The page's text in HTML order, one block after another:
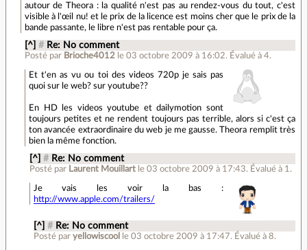
autour de Theora : la qualité n'est pas au rendez-vous du tout, c'est
visible à l'œil nu! et le prix de la licence est moins cher que le prix de la
bande passante, le libre n'est pas rentable pour ça.
[^] # Re: No comment
Posté par Brioche4012 le 03 octobre 2009 à 16:02. Évalué à4.
Et t'en as vu ou toi des videos 720p je sais pas
quoi sur le web? sur youtube??
En HD les videos youtube et dailymotion sont
toujours petites et ne rendent toujours pas terrible, alors si c'est ça
ton avancée extraordinaire du web je me gausse. Theora remplit très
bien la même fonction.
[^] # Re: No comment
Posté par Laurent Mouillart le 03 octobre 2009 à 17:43. Évalué à 1 .
Je vais les voir la bas :
http://www.apple.com/trailers/
[^] # Re: No comment
Posté par yellowiscool le 03 octobre 2009 à 17:47. Évalué à 8.